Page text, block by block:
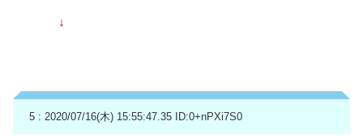
↓
5 : 2020/07/16(木) 15:55:47.35 ID:0+nPXi7S0